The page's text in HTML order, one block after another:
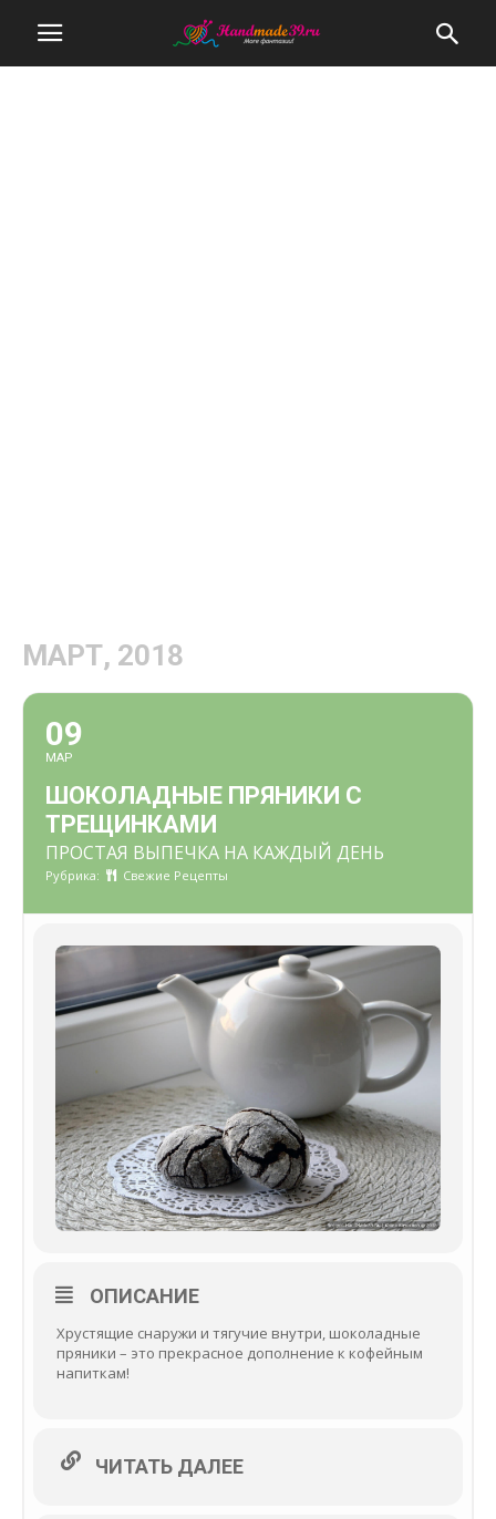
МАРТ, 2018
09
МАР
ШОКОЛАДНЫЕ ПРЯНИКИ С
ТРЕЩИНКАМИ
ПРОСТАЯ ВЫПЕЧКА НА КАЖДЫЙ ДЕНЬ
Рубрика: Свежие Рецепты
ОПИСАНИЕ
Хрустящие снаружи и тягучие внутри, шоколадные
пряники – это прекрасное дополнение к кофейным
напиткам!
ЧИТАТЬ ДАЛЕЕ